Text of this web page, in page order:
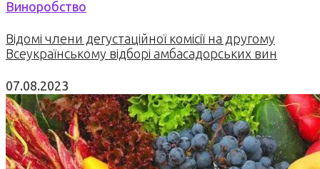
Виноробство
Відомі члени дегустаційної комісії на другому
Всеукраїнському відборі амбасадорських вин
07.08.2023